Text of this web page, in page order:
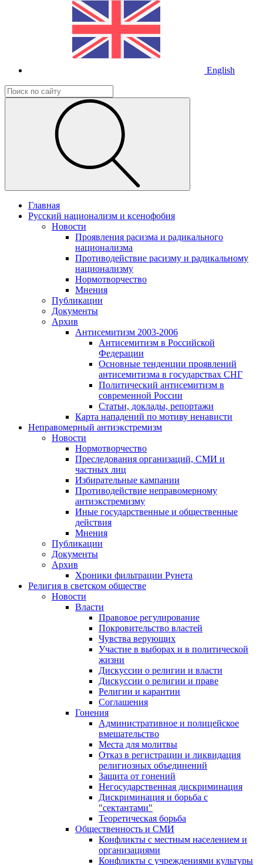
English
Главная
Русский национализм и ксенофобия
Новости
Проявления расизма и радикального
национализма
Противодействие расизму и радикальному
национализму
Нормотворчество
Мнения
Публикации
Документы
Архив
Антисемитизм 2003-2006
Антисемитизм в Российской
Федерации
Основные тенденции проявлений
антисемитизма в государствах СНГ
Политический антисемитизм в
современной России
Статьи, доклады, репортажи
Карта нападений по мотиву ненависти
Неправомерный антиэкстремизм
Новости
Нормотворчество
Преследования организаций, СМИ и
частных лиц
Избирательные кампании
Противодействие неправомерному
антиэкстремизму
Иные государственные и общественные
действия
Мнения
Публикации
Документы
Архив
Хроники фильтрации Рунета
Религия в светском обществе
Новости
Власти
Правовое регулирование
Покровительство властей
Чувства верующих
Участие в выборах и в политической
жизни
Дискуссии о религии и власти
Дискуссии о религии и праве
Религии и карантин
Соглашения
Гонения
Административное и полицейское
вмешательство
Места для молитвы
Отказ в регистрации и ликвидация
религиозных объединений
Защита от гонений
Негосударственная дискриминация
Дискриминация и борьба с
"сектантами"
Теоретическая борьба
Общественность и СМИ
Конфликты с местным населением и
организациями
Конфликты с учреждениями культуры